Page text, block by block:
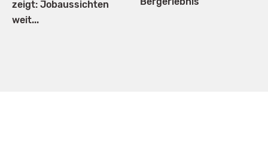
zeigt: Jobaussichten
weit...